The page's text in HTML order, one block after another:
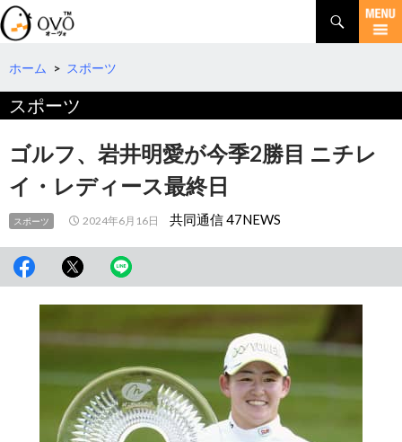
検
索
コ
テ
へ
ホーム > スポーツ
スポーツ
ゴルフ、岩井明愛が今季2勝目 ニチレ
イ・レディース最終日
スポーツ 2024年6月16日 共同通信 47NEWS